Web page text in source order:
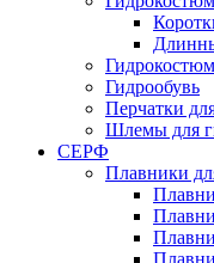
Гидрообувь
Перчатки
Шлемы для
СЕРФ
Плавники